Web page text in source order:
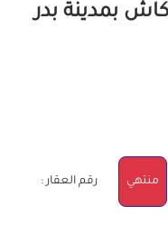
للبيع كاش بمدينة بدر
منتهي رقم العقار :